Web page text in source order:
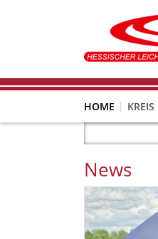
HOME KREIS
News